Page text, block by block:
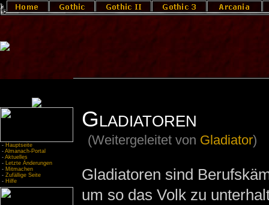
- Hauptseite
- Almanach-Portal
- Aktuelles
- Letzte Änderungen
- Mitmachen
- Zufällige Seite
- Hilfe
Gladiatoren
(Weitergeleitet von Gladiator)
Gladiatoren sind
um so das Volk zu